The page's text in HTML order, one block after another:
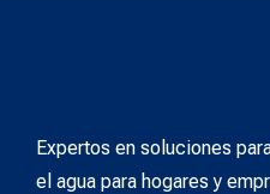
Expertos en soluciones
el agua para hogares y